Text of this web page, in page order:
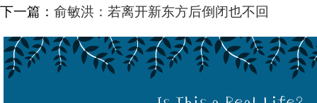
下一篇： 俞敏洪：若离开新东方后倒闭也不回